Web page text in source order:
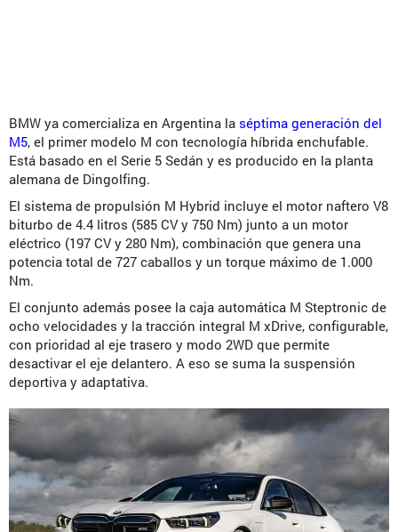
BMW ya comercializa en Argentina la séptima generación del
M5, el primer modelo M con tecnología híbrida enchufable.
Está basado en el Serie 5 Sedán y es producido en la planta
alemana de Dingolfing.
El sistema de propulsión M Hybrid incluye el motor naftero V8
biturbo de 4.4 litros (585 CV y 750 Nm) junto a un motor
eléctrico (197 CV y 280 Nm), combinación que genera una
potencia total de 727 caballos y un torque máximo de 1.000
Nm.
El conjunto además posee la caja automática M Steptronic de
ocho velocidades y la tracción integral M xDrive, configurable,
con prioridad al eje trasero y modo 2WD que permite
desactivar el eje delantero. A eso se suma la suspensión
deportiva y adaptativa.